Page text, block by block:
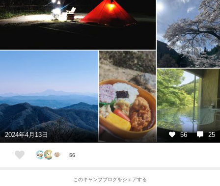
2024年4月13日 56 25
56
このキャンプブログをシェアする